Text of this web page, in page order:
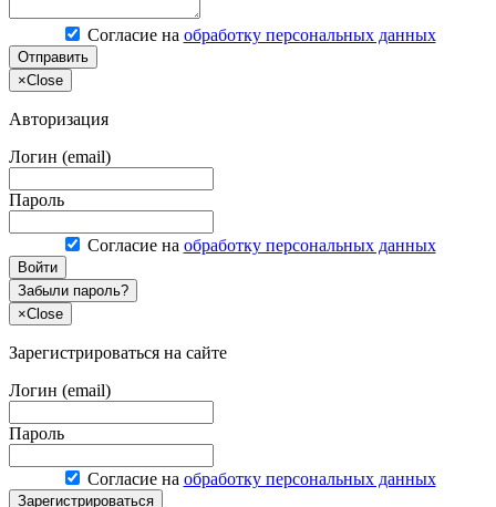
Согласие на обработку персональных данных
Отправить
×Close
Авторизация
Логин (email)
Пароль
Согласие на обработку персональных данных
Войти
Забыли пароль?
×Close
Зарегистрироваться на сайте
Логин (email)
Пароль
Согласие на обработку персональных данных
Зарегистрироваться